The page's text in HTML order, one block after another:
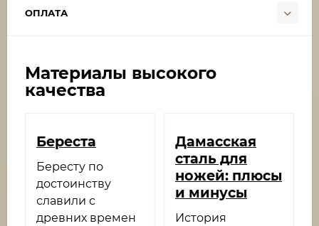
ОПЛАТА
Материалы высокого
качества
Береста
Бересту по
достоинству
славили с
древних времен
Дамасская
сталь для
ножей: плюсы
и минусы
История